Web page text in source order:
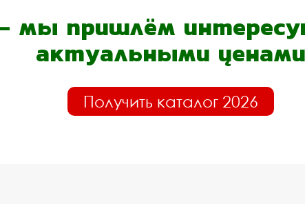
мы пришлём
актуальными ценами
Получить каталог 2026